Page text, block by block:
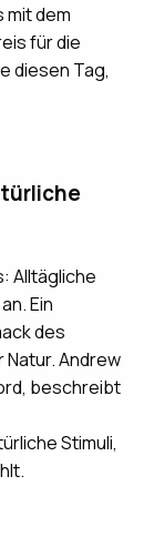
dem
für die
diesen Tag,
Alltägliche
Ein
des
Andrew
beschreibt
Stimuli,